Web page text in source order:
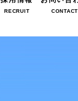
RECRUIT CONTACT